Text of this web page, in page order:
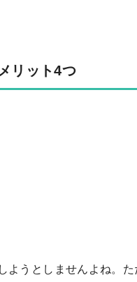
リット4つ
うとしませんよね。た